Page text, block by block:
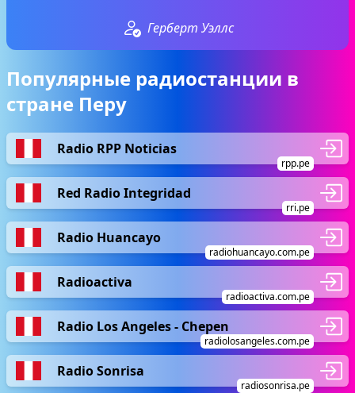
Герберт Уэллс
Популярные радиостанции в
стране Перу
Radio RPP Noticias
rpp.pe
Red Radio Integridad
rri.pe
Radio Huancayo
radiohuancayo.com.pe
Radioactiva
radioactiva.com.pe
Radio Los Angeles - Chepen
radiolosangeles.com.pe
Radio Sonrisa
radiosonrisa.pe